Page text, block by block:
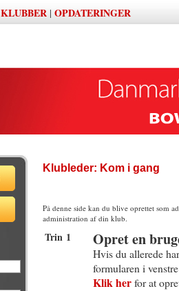
KLUBBER | OPDATERINGER
Klubleder: Kom i gang
På denne side kan du blive oprettet
administration af din klub.
Trin 1 Opret en
Hvis du allerede
formularen i
Klik herfor at